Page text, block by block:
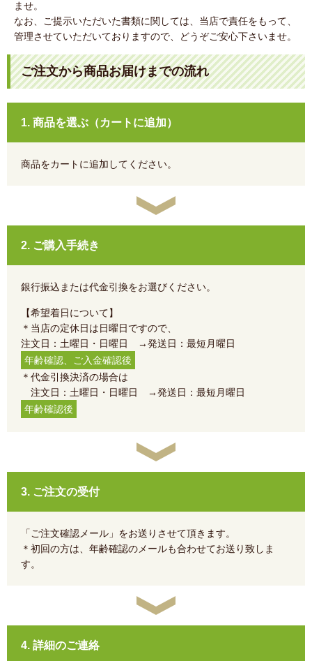
ませ。
なお、ご提示いただいた書類に関しては、当店で責任をもって、
管理させていただいておりますので、どうぞご安心下さいませ。
ご注文から商品お届けまでの流れ
1. 商品を選ぶ（カートに追加）
商品をカートに追加してください。
2. ご購入手続き
銀行振込または代金引換をお選びください。
【希望着日について】
＊当店の定休日は日曜日ですので、
注文日：土曜日・日曜日 →発送日：最短月曜日
年齢確認、ご入金確認後
＊代金引換決済の場合は
注文日：土曜日・日曜日 →発送日：最短月曜日
年齢確認後
3. ご注文の受付
「ご注文確認メール」をお送りさせて頂きます。
＊初回の方は、年齢確認のメールも合わせてお送り致しま
す。
4. 詳細のご連絡